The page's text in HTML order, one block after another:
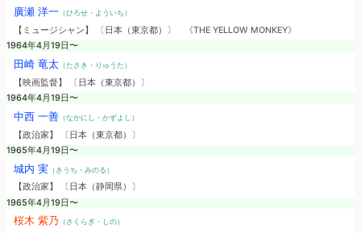
廣瀬 洋一（ひろせ・よういち）
【ミュージシャン】 〔日本（東京都）〕
《THE YELLOW MONKEY》
1964年4月19日〜
田崎 竜太（たさき・りゅうた）
【映画監督】 〔日本（東京都）〕
1964年4月19日〜
中西 一善（なかにし・かずよし）
【政治家】 〔日本（東京都）〕
1965年4月19日〜
城内 実（きうち・みのる）
【政治家】 〔日本（静岡県）〕
1965年4月19日〜
桜木 紫乃 （さくらぎ・しの）